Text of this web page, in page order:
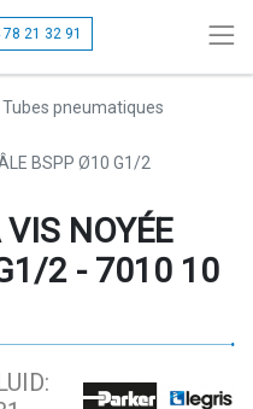
21 32 91
pneumatiques
BSPP Ø10 G1/2
VIS NOYÉE
2 - 7010 10